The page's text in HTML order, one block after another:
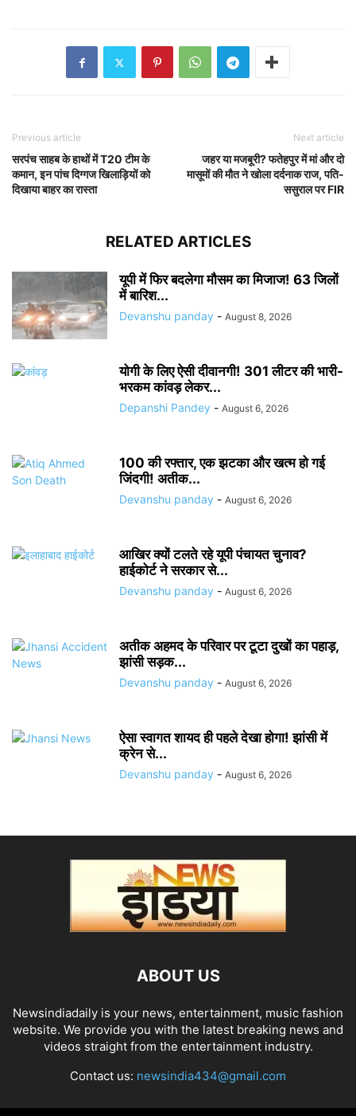
Previous article
सरपंच साहब के हाथों में T20 टीम के
कमान, इन पांच दिग्गज खिलाड़ियों को
दिखाया बाहर का रास्ता
Next article
जहर या मजबूरी? फतेहपुर में मां और दो
मासूमों की मौत ने खोला दर्दनाक राज, पति-
ससुराल पर FIR
RELATED ARTICLES
यूपी में फिर बदलेगा मौसम का मिजाज! 63 जिलों
में बारिश...
Devanshu panday - August 8, 2026
योगी के लिए ऐसी दीवानगी! 301 लीटर की भारी-
भरकम कांवड़ लेकर...
Depanshi Pandey - August 6, 2026
100 की रफ्तार, एक झटका और खत्म हो गई
जिंदगी! अतीक...
Devanshu panday - August 6, 2026
आखिर क्यों टलते रहे यूपी पंचायत चुनाव?
हाईकोर्ट ने सरकार से...
Devanshu panday - August 6, 2026
अतीक अहमद के परिवार पर टूटा दुखों का पहाड़,
झांसी सड़क...
Devanshu panday - August 6, 2026
ऐसा स्वागत शायद ही पहले देखा होगा! झांसी में
क्रेन से...
Devanshu panday - August 6, 2026
ABOUT US
Newsindiadaily is your news, entertainment, music fashion
website. We provide you with the latest breaking news and
videos straight from the entertainment industry.
Contact us: newsindia434@gmail.com